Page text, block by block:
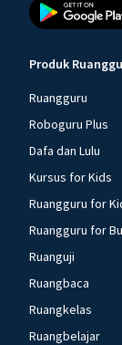
Produk
Ruangguru
Roboguru Plus
Dafa dan Lulu
Kursus for Kids
Ruangguru for
Ruangguru for
Ruanguji
Ruangbaca
Ruangkelas
Ruangbelajar